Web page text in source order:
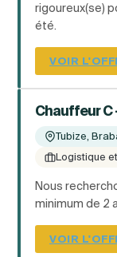
rigoureux(se)
été.
VOIR
Chauffeur C
Tubize,
Logistique
Nous
minimum de 2
VOIR